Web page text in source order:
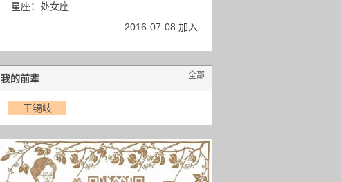
星座：处女座
2016-07-08 加入
我的前辈 全部
王锡岐